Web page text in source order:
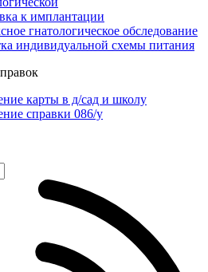
к имплантации
гнатологическое обследование
индивидуальной схемы питания
карты в д/сад и школу
справки 086/у